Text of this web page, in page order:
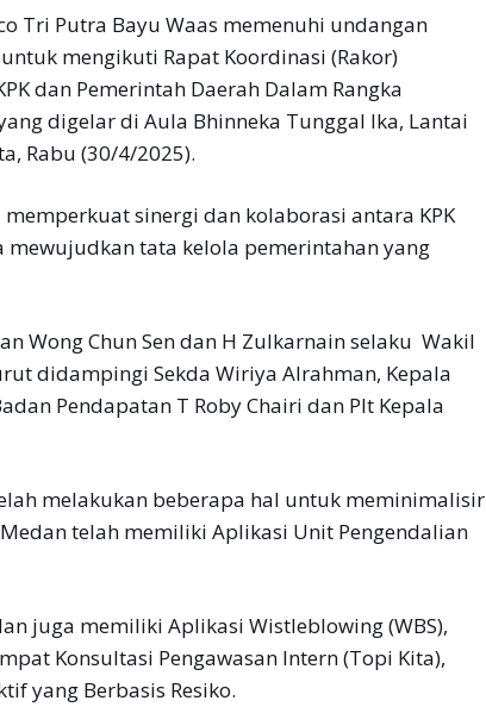
Tri Putra Bayu Waas memenuhi undangan
mengikuti Rapat Koordinasi (Rakor)
dan Pemerintah Daerah Dalam Rangka
digelar di Aula Bhinneka Tunggal Ika, Lantai
Rabu (30/4/2025).
sinergi dan kolaborasi antara KPK
tata kelola pemerintahan yang
Wong Chun Sen dan H Zulkarnain selaku Wakil
didampingi Sekda Wiriya Alrahman, Kepala
Pendapatan T Roby Chairi dan Plt Kepala
melakukan beberapa hal untuk meminimalisir
telah memiliki Aplikasi Unit Pengendalian
juga memiliki Aplikasi Wistleblowing (WBS),
Konsultasi Pengawasan Intern (Topi Kita),
yang Berbasis Resiko.